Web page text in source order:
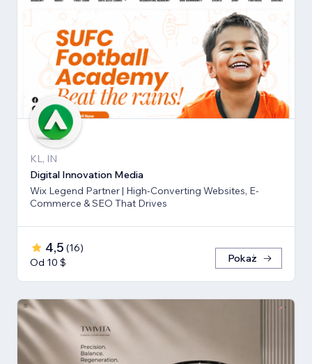
KL, IN
Digital Innovation Media
Wix Legend Partner | High-Converting Websites, E-
Commerce & SEO That Drives
4,5 (16)
Od 10 $
Pokaż